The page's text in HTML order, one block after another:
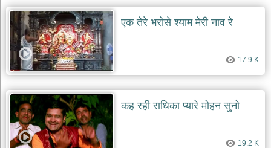
देश
भक्ति
भजन
patriotic
bhajans
खाटू
श्याम
भजन
khatu
shaym
bhajans
एक तेरे भरोसे श्याम मेरी नाव रे
17.9 K
कह रही राधिका प्यारे मोहन सुनो
19.2 K